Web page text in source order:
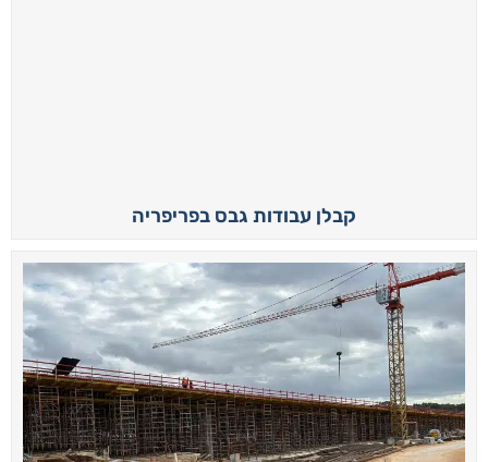
קבלן עבודות גבס בפריפריה